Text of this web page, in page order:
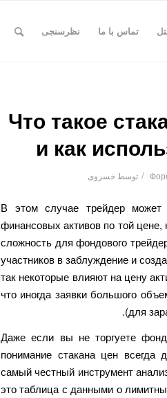
تماس با ما نظرسنجی
Что такое
и как
/ توسطخسروی
В этом случае трейдер
финансовых активов по той
сложность для фондового
участников в заблуждение и
так некоторые влияют на цену
что иногда заявки большого
(для
Даже если вы не торгуете
понимание стакана цен всегда
самый честный инструмент
это таблица с данными о